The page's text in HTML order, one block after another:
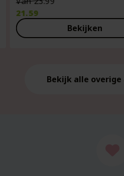
was:
€23.99.
21.59
Huidige
prijs
Bekijken
Bekijk alle overige